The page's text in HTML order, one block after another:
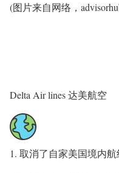
(图片来自网络，
Delta Air lines 达美航空
1. 取消了自家美国境内